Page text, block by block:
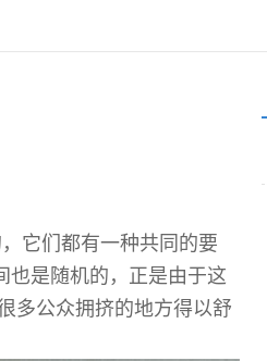
它们都有一种共同的要
也是随机的，正是由于这
多公众拥挤的地方得以舒